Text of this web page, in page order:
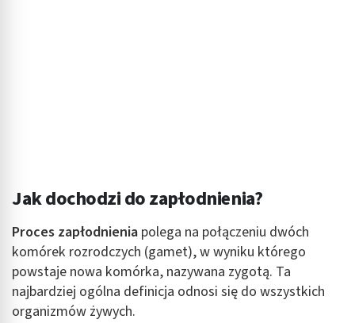
Jak dochodzi do zapłodnienia?
Proces zapłodnienia polega na połączeniu dwóch
komórek rozrodczych (gamet), w wyniku którego
powstaje nowa komórka, nazywana zygotą. Ta
najbardziej ogólna definicja odnosi się do wszystkich
organizmów żywych.